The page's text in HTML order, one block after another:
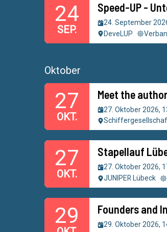
24
SEP.
Speed-UP -
24. September
DeveLUP
Oktober
27
OKT.
Meet the
27. Oktober 2026,
27
OKT.
Stapellauf
27. Oktober 2026,
JUNIPER Lübeck
29 Founders and
29. Oktober 2026,